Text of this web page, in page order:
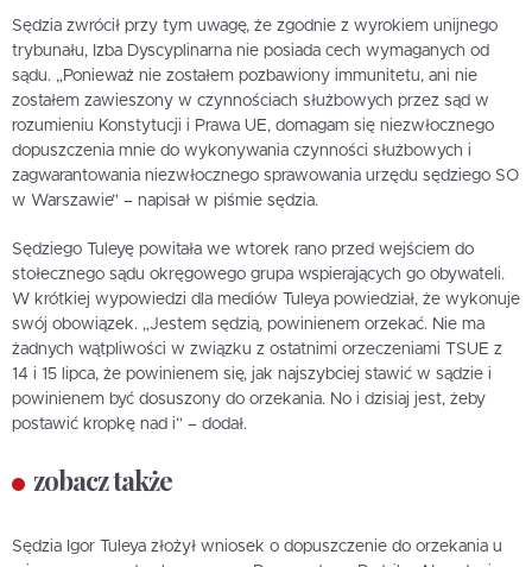
Sędzia zwrócił przy tym uwagę, że zgodnie z wyrokiem unijnego
trybunału, Izba Dyscyplinarna nie posiada cech wymaganych od
sądu. „Ponieważ nie zostałem pozbawiony immunitetu, ani nie
zostałem zawieszony w czynnościach służbowych przez sąd w
rozumieniu Konstytucji i Prawa UE, domagam się niezwłocznego
dopuszczenia mnie do wykonywania czynności służbowych i
zagwarantowania niezwłocznego sprawowania urzędu sędziego SO
w Warszawie” – napisał w piśmie sędzia.
Sędziego Tuleyę powitała we wtorek rano przed wejściem do
stołecznego sądu okręgowego grupa wspierających go obywateli.
W krótkiej wypowiedzi dla mediów Tuleya powiedział, że wykonuje
swój obowiązek. „Jestem sędzią, powinienem orzekać. Nie ma
żadnych wątpliwości w związku z ostatnimi orzeczeniami TSUE z
14 i 15 lipca, że powinienem się, jak najszybciej stawić w sądzie i
powinienem być dosuszony do orzekania. No i dzisiaj jest, żeby
postawić kropkę nad i” – dodał.
zobacz także
Sędzia Igor Tuleya złożył wniosek o dopuszczenie do orzekania u